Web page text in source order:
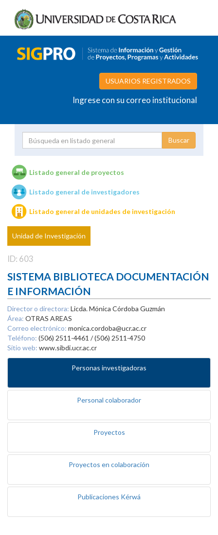
USUARIOS REGISTRADOS
Ingrese con su correo institucional
Unidades de investigación
Listado general de proyectos
Listado general de investigadores
Listado general de unidades de investigación
Unidad de Investigación
ID: 603
SISTEMA BIBLIOTECA DOCUMENTACIÓN
E INFORMACIÓN
Director o directora: Licda. Mónica Córdoba Guzmán
Área: OTRAS AREAS
Correo electrónico: monica.cordoba@ucr.ac.cr
Teléfono: (506) 2511-4461 / (506) 2511-4750
Sitio web: www.sibdi.ucr.ac.cr
Personas investigadoras
Personal colaborador
Proyectos
Proyectos en colaboración
Publicaciones Kérwá